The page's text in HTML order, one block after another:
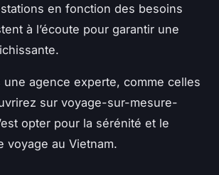
en fonction des besoins
à l’écoute pour garantir une
une agence experte, comme celles
sur voyage-sur-mesure-
opter pour la sérénité et le
voyage au Vietnam.